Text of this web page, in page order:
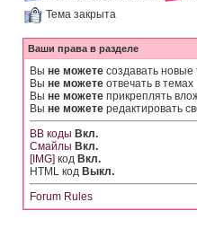
Тема закрыта
Ваши права в разделе
Вы не можете создавать
Вы не можете отвечать в темах
Вы не можете прикреплять
Вы не можете редактировать
BB коды Вкл.
Смайлы Вкл.
[IMG] код Вкл.
HTML код Выкл.
Forum Rules